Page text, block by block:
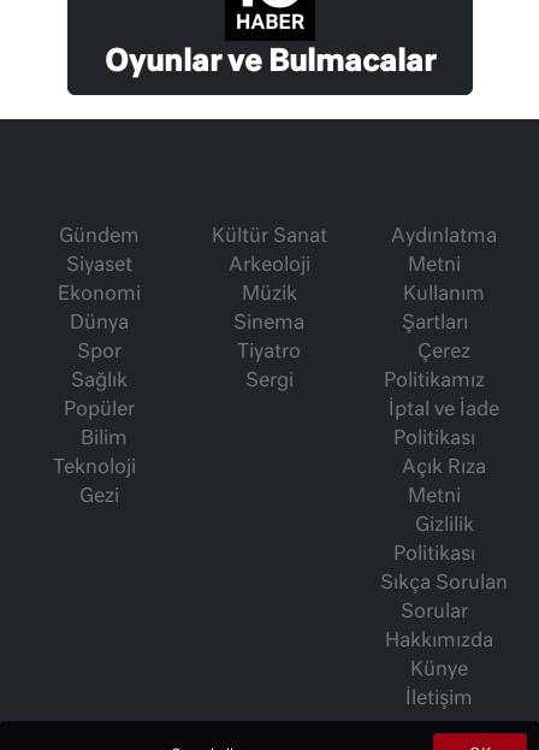
Oyunlar ve Bulmacalar
Gündem
Siyaset
Ekonomi
Dünya
Spor
Sağlık
Popüler
Bilim
Teknoloji
Gezi
Kültür Sanat
Arkeoloji
Müzik
Sinema
Tiyatro
Sergi
Aydınlatma
Metni
Kullanım
Şartları
Çerez
Politikamız
İptal ve İade
Politikası
Açık Rıza
Metni
Gizlilik
Politikası
Sıkça Sorulan
Sorular
Hakkımızda
Künye
İletişim